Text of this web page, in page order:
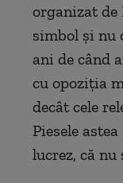
organizat de
simbol şi nu
ani de când
cu opoziţia
decât cele
Piesele
lucrez, că nu